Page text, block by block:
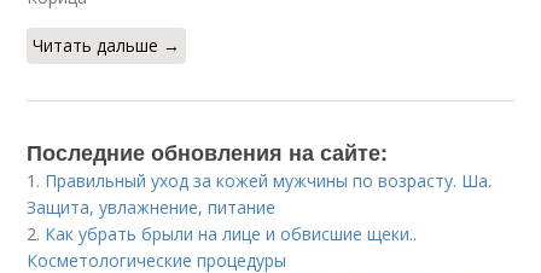
Читать дальше →
Последние обновления на сайте:
1. Правильный уход за кожей мужчины по возрасту. Ша.
Защита, увлажнение, питание
2. Как убрать брыли на лице и обвисшие щеки..
Косметологические процедуры